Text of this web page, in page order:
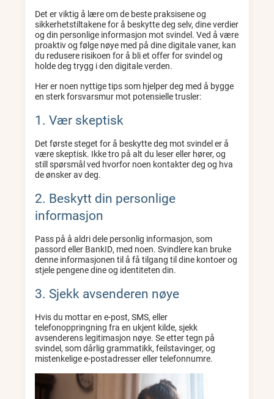
Det er viktig å lære om de beste praksisene og
sikkerhetstiltakene for å beskytte deg selv, dine verdier
og din personlige informasjon mot svindel. Ved å være
proaktiv og følge nøye med på dine digitale vaner, kan
du redusere risikoen for å bli et offer for svindel og
holde deg trygg i den digitale verden.
Her er noen nyttige tips som hjelper deg med å bygge
en sterk forsvarsmur mot potensielle trusler:
1. Vær skeptisk
Det første steget for å beskytte deg mot svindel er å
være skeptisk. Ikke tro på alt du leser eller hører, og
still spørsmål ved hvorfor noen kontakter deg og hva
de ønsker av deg.
2. Beskytt din personlige
informasjon
Pass på å aldri dele personlig informasjon, som
passord eller BankID, med noen. Svindlere kan bruke
denne informasjonen til å få tilgang til dine kontoer og
stjele pengene dine og identiteten din.
3. Sjekk avsenderen nøye
Hvis du mottar en e-post, SMS, eller
telefonoppringning fra en ukjent kilde, sjekk
avsenderens legitimasjon nøye. Se etter tegn på
svindel, som dårlig grammatikk, feilstavinger, og
mistenkelige e-postadresser eller telefonnumre.